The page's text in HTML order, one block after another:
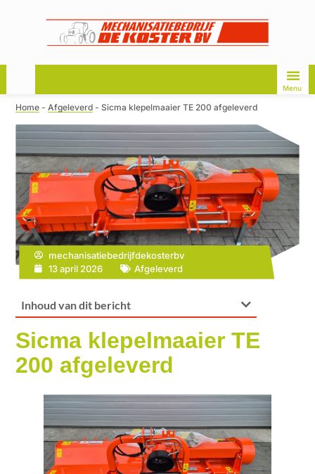
Menu
Home -Afgeleverd -Sicma klepelmaaier TE 200 afgeleverd
mechanisatiebedrijfdekosterbv
13 april 2026
Afgeleverd
Inhoud van dit bericht
Sicma klepelmaaier TE
200 afgeleverd